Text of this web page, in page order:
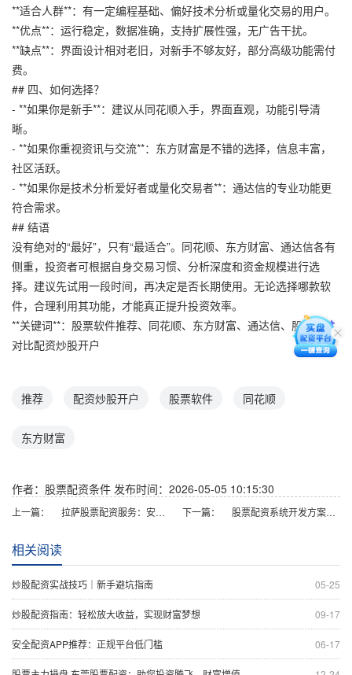
**适合人群**：有一定编程基础、偏好技术分析或量化交易的用户。
**优点**：运行稳定，数据准确，支持扩展性强，无广告干扰。
**缺点**：界面设计相对老旧，对新手不够友好，部分高级功能需付
费。
## 四、如何选择？
- **如果你是新手**：建议从同花顺入手，界面直观，功能引导清
晰。
- **如果你重视资讯与交流**：东方财富是不错的选择，信息丰富，
社区活跃。
- **如果你是技术分析爱好者或量化交易者**：通达信的专业功能更
符合需求。
## 结语
没有绝对的“最好”，只有“最适合”。同花顺、东方财富、通达信各有
侧重，投资者可根据自身交易习惯、分析深度和资金规模进行选
择。建议先试用一段时间，再决定是否长期使用。无论选择哪款软
件，合理利用其功能，才能真正提升投资效率。
**关键词**：股票软件推荐、同花顺、东方财富、通达信、股票软件
对比配资炒股开户
推荐 配资炒股开户 股票软件 同花顺
东方财富
作者：股票配资条件 发布时间：2026-05-05 10:15:30
上一篇： 拉萨股票配资服务：安全杠杆投资，专业平台助力 下一篇： 股票配资系统开发方案与平台搭建指南
相关阅读
05-25
炒股配资实战技巧｜新手避坑指南
09-17
炒股配资指南：轻松放大收益，实现财富梦想
06-17
安全配资APP推荐：正规平台低门槛